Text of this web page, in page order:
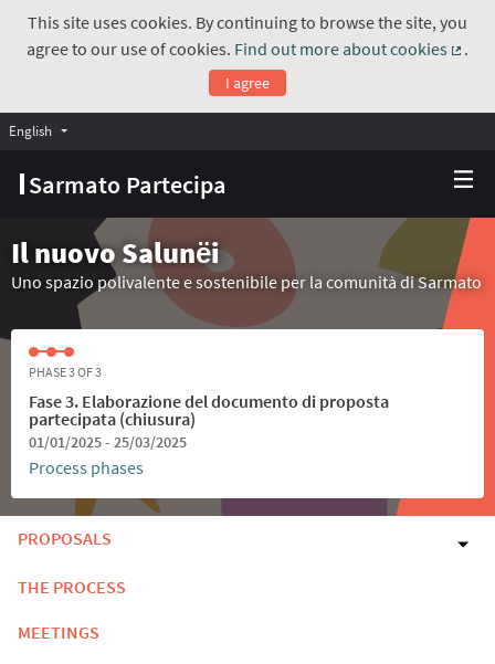
This site uses cookies. By continuing to browse the site, you
agree to our use of cookies. Find out more about cookies
.
I agree
Sarmato Partecipa
English Choose language
Il nuovo Salunёi
Uno spazio polivalente e sostenibile per la comunità di Sarmato
PHASE 3 OF 3
Fase 3. Elaborazione del documento di proposta
partecipata (chiusura)
01/01/2025 - 25/03/2025
Process phases
PROPOSALS
THE PROCESS
MEETINGS